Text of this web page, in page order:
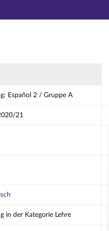
A - Details
Español 2 / Gruppe A
21
in der Kategorie Lehre